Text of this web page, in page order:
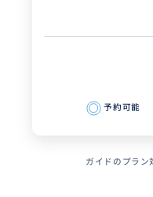
予約可能
ガイドのプラン